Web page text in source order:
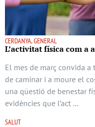
CERDANYA, GENERAL
L’activitat física com a
El mes de març convida a
de caminar i a moure el
una qüestió de benestar
evidències que l’act …
SALUT